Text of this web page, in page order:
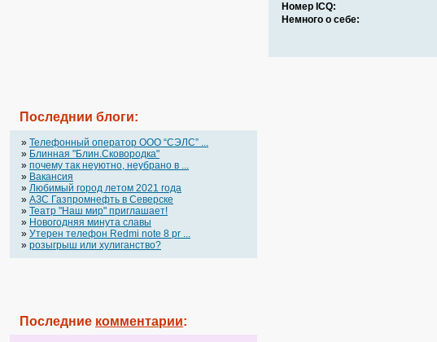
Последнии блоги:
» Телефонный оператор OOO “СЭЛС” ...
» Блинная "Блин.Сковородка"
» почему так неуютно, неубрано в ...
» Вакансия
» Любимый город летом 2021 года
» АЗС Газпромнефть в Северске
» Театр "Наш мир" приглашает!
» Новогодняя минута славы
» Утерен телефон Redmi note 8 pr ...
» розыгрыш или хулиганство?
Последние комментарии:
Номер ICQ:
Немного о себе: